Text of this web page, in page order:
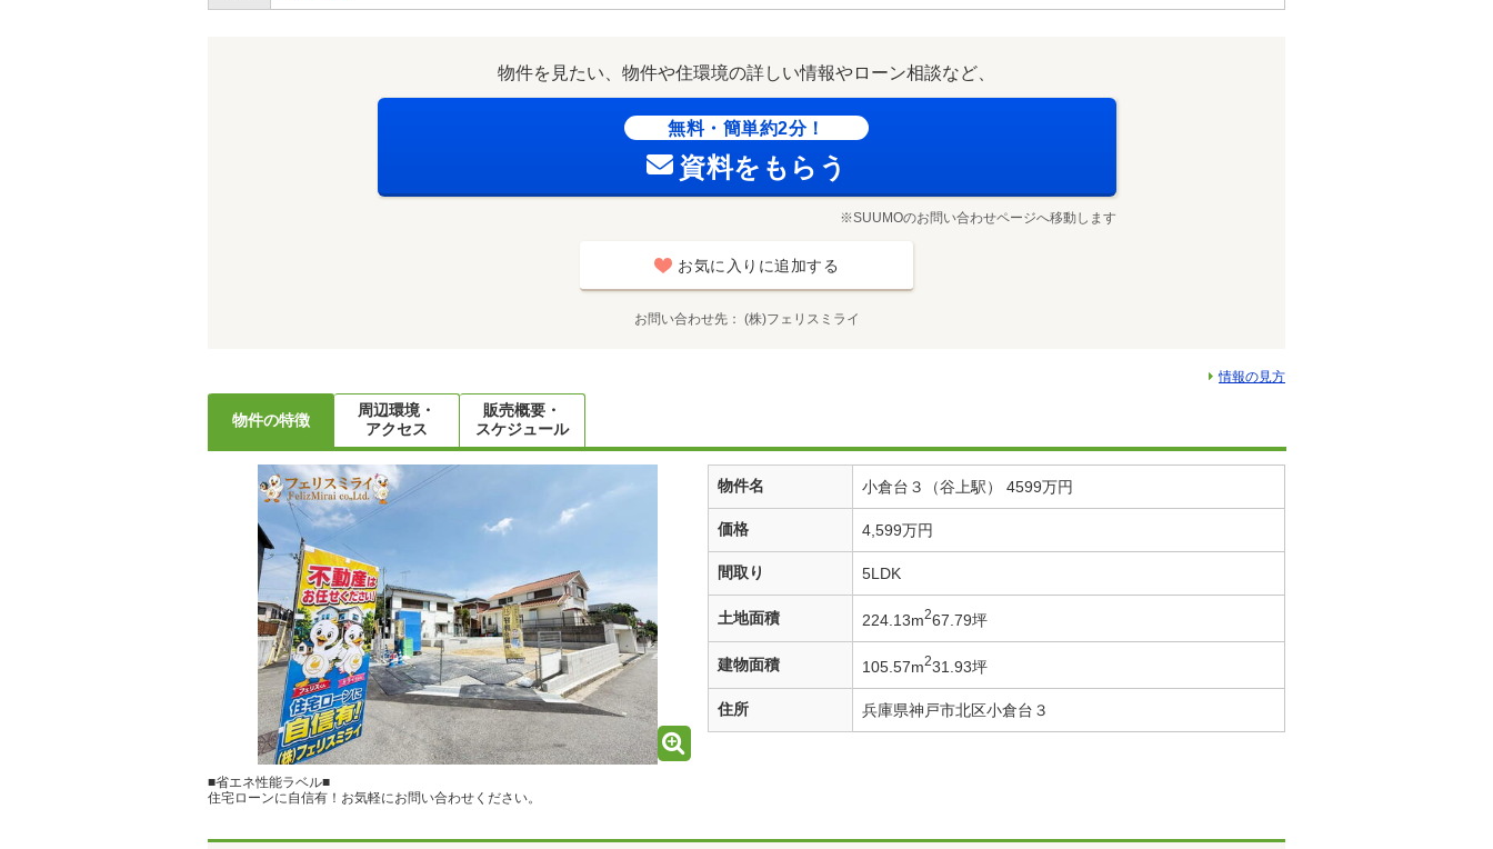
物件を見たい、物件や住環境の詳しい情報やローン相談など、
無料・簡単約2分！
資料をもらう
※SUUMOのお問い合わせページへ移動します
お気に入りに追加する
お問い合わせ先 (株)フェリスミライ
情報の見方
物件の特徴
周辺環境・
アクセス
販売概要・
スケジュール
■省エネ性能ラベル■
住宅ローンに自信有！お気軽にお問い合わせください。
物件名 小倉台３（谷上駅） 4599万円
価格 4,599万円
間取り 5LDK
土地面積 224.13m267.79坪
建物面積 105.57m231.93坪
住所 兵庫県神戸市北区小倉台３